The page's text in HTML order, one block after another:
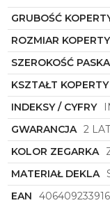
które doceniają
designerski
dodatków, które
stylizacji. To
który sprawi, że
wyjątkowo i
GRUBOŚĆ
ROZMIAR KOPERTY
SZEROKOŚĆ PASKA
KSZTAŁT KOPERTY
INDEKSY / CYFRY
GWARANCJA 2
KOLOR ZEGARKA
MATERIAŁ DEKLA
EAN